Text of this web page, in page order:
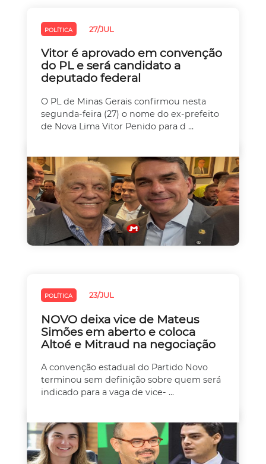
POLÍTICA 27/JUL
Vitor é aprovado em convenção
do PL e será candidato a
deputado federal
O PL de Minas Gerais confirmou nesta
segunda-feira (27) o nome do ex-prefeito
de Nova Lima Vitor Penido para d ...
POLÍTICA 23/JUL
NOVO deixa vice de Mateus
Simões em aberto e coloca
Altoé e Mitraud na negociação
A convenção estadual do Partido Novo
terminou sem definição sobre quem será
indicado para a vaga de vice- ...